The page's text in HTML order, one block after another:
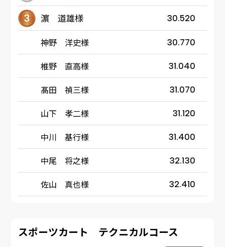
濵 道雄様 30.520
神野 洋史様 30.770
椎野 直高様 31.040
髙田 禎三様 31.070
山下 孝二様 31.120
中川 基行様 31.400
中尾 将之様 32.130
佐山 真也様 32.410
スポーツカート テクニカルコース